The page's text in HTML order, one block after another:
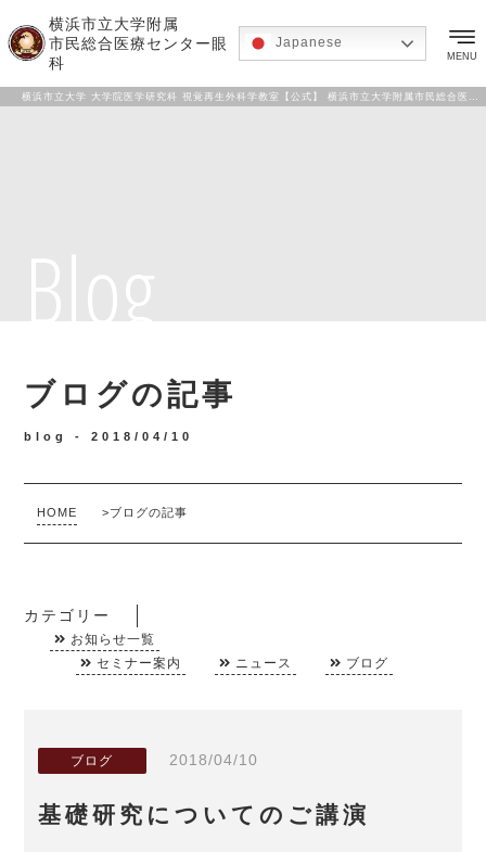
横浜市立大学 大学院医学研究科 視覚再生外科学教室【公式】 横浜市立大学附属市民総合医療センター 眼科
横浜市立大学附属
市民総合医療センター眼
科
Japanese
MENU
ブログの記事
blog -2018/04/10
HOME >ブログの記事
カテゴリー
お知らせ一覧
セミナー案内
ニュース ブログ
ブログ 2018/04/10
基礎研究についてのご講演